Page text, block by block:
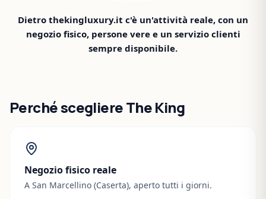
Dietro thekingluxury.it c'è un'attività reale, con un
negozio fisico, persone vere e un servizio clienti
sempre disponibile.
Perché scegliere The King
Negozio fisico reale
A San Marcellino (Caserta), aperto tutti i giorni.